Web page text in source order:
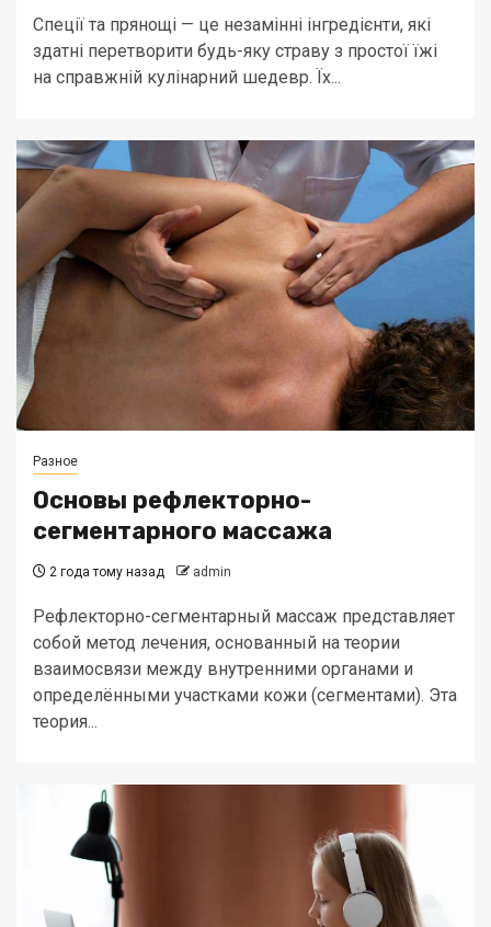
Спеції та прянощі — це незамінні інгредієнти, які
здатні перетворити будь-яку страву з простої їжі
на справжній кулінарний шедевр. Їх...
Разное
Основы рефлекторно-
сегментарного массажа
2 года тому назад admin
Рефлекторно-сегментарный массаж представляет
собой метод лечения, основанный на теории
взаимосвязи между внутренними органами и
определёнными участками кожи (сегментами). Эта
теория...